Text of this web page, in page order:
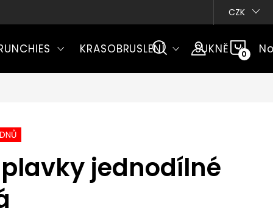
CZK
KRASOBRUSLENÍ SUKNĚ
jednodílné